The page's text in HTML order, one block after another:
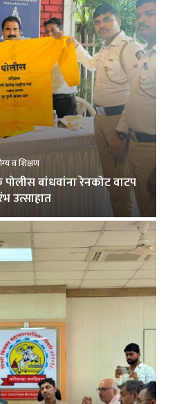
व शिक्षण
पोलीस बांधवांना रेनकोट वाटप
उत्साहात